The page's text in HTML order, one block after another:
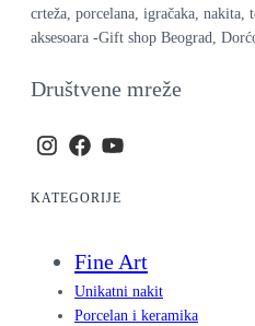
crteža, porcelana, igračaka, nakita,
aksesoara -Gift shop Beograd,
Društvene mreže
KATEGORIJE
Fine Art
Unikatni nakit
Porcelan i keramika